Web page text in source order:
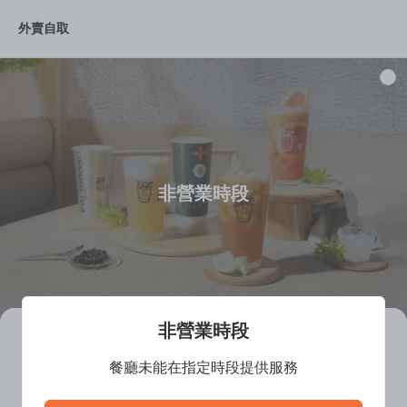
非營業時段
餐廳未能在指定時段提供服務
外賣自取
非營業時段
餐廳離線中
(外)純茶/牛乳茶 (外)